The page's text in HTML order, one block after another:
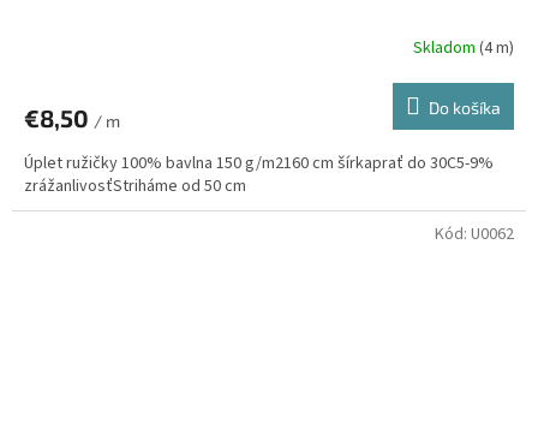
Skladom (4 m)
€8,50 / m
Do košíka
Úplet ružičky 100% bavlna 150 g/m2160 cm šírkaprať do 30C5-9%
zrážanlivosťStriháme od 50 cm
Kód: U0062